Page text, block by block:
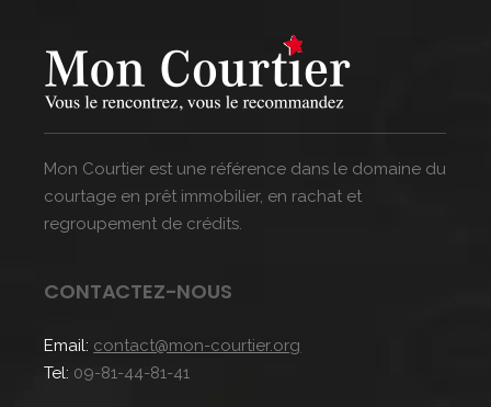
Mon Courtier est une référence dans le domaine du
courtage en prêt immobilier, en rachat et
regroupement de crédits.
CONTACTEZ-NOUS
Email: contact@mon-courtier.org
Tel: 09-81-44-81-41